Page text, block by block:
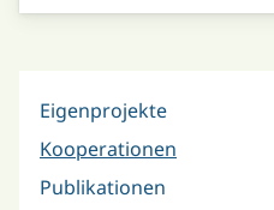
Eigenprojekte
Kooperationen
Publikationen